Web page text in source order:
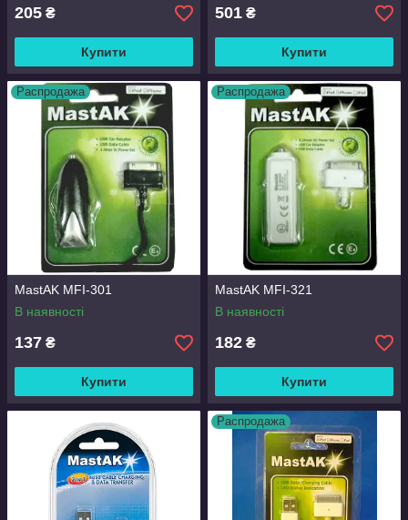
205 ₴
Купити
501 ₴
Купити
Распродажа
MastAK MFI-301
В наявності
137 ₴
Купити
Распродажа
MastAK MFI-321
В наявності
182 ₴
Купити
Распродажа